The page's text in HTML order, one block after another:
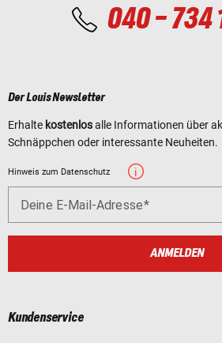
040 - 734
Der Louis Newsletter
Erhalte kostenlosalle Informationen über
Schnäppchen oder interessante Neuheiten.
Hinweis zum Datenschutz
Deine E-Mail-Adresse
ANMELDEN
Kundenservice